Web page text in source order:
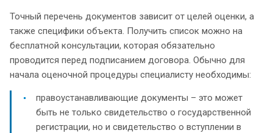
Точный перечень документов зависит от целей оценки, а
также специфики объекта. Получить список можно на
бесплатной консультации, которая обязательно
проводится перед подписанием договора. Обычно для
начала оценочной процедуры специалисту необходимы:
правоустанавливающие документы – это может
быть не только свидетельство о государственной
регистрации, но и свидетельство о вступлении в